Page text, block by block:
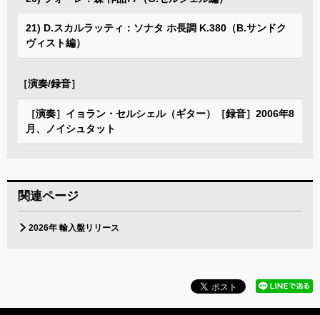
21) D.スカルラッティ：ソナタ ホ長調 K.380（B.サンドク
ヴィスト編）
［演奏/録音］
［演奏］イョラン・セルシェル（ギター）［録音］2006年8
月、ノイシュタット
関連ページ
2026年 輸入盤リリース